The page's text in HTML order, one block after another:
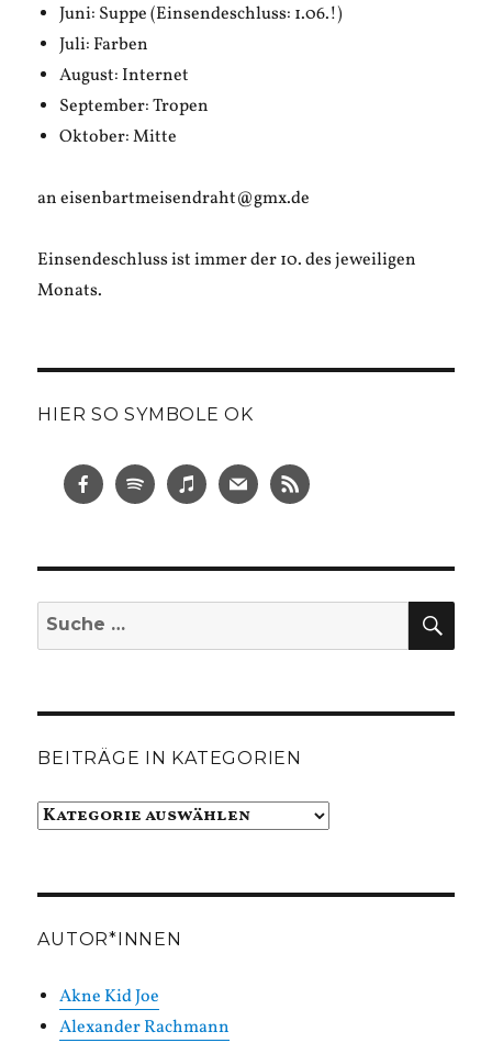
Juni: Suppe (Einsendeschluss: 1.06.!)
Juli: Farben
August: Internet
September: Tropen
Oktober: Mitte
an eisenbartmeisendraht@gmx.de
Einsendeschluss ist immer der 10. des jeweiligen
Monats.
HIER SO SYMBOLE OK
Suche
nach:
BEITRÄGE IN KATEGORIEN
Beiträge
AUTOR*INNEN
Akne Kid Joe
Alexander Rachmann